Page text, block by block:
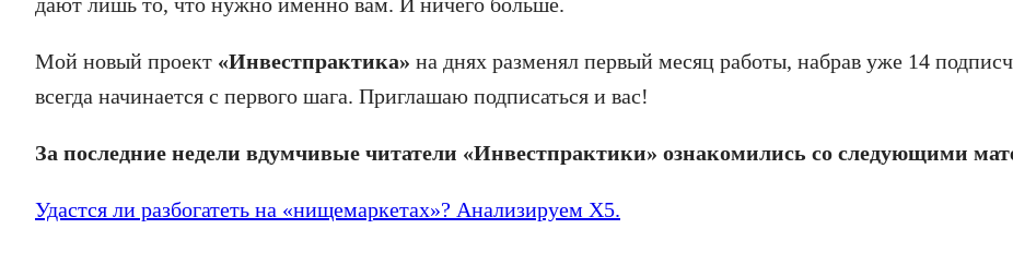
дают лишь то, что нужно именно вам. И ничего больше.
Мой новый проект «Инвестпрактика» на днях разменял первый месяц работы, набрав уже 14
всегда начинается с первого шага. Приглашаю подписаться и вас!
За последние недели вдумчивые читатели «Инвестпрактики» ознакомились со следующими
Удастся ли разбогатеть на «нищемаркетах»? Анализируем X5.